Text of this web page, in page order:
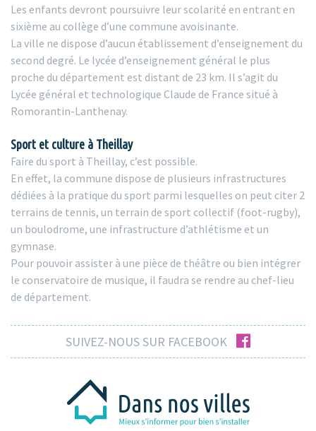
Les enfants devront poursuivre leur scolarité en entrant en
sixième au collège d’une commune avoisinante.
La ville ne dispose d’aucun établissement d’enseignement du
second degré. Le lycée d’enseignement général le plus
proche du département est distant de 23 km. Il s’agit du
Lycée général et technologique Claude de France situé à
Romorantin-Lanthenay.
Sport et culture à Theillay
Faire du sport à Theillay, c’est possible.
En effet, la commune dispose de plusieurs infrastructures
dédiées à la pratique du sport parmi lesquelles on peut citer 2
terrains de tennis, un terrain de sport collectif (foot-rugby),
un boulodrome, une infrastructure d’athlétisme et un
gymnase.
Pour pouvoir assister à une pièce de théâtre ou bien intégrer
le conservatoire de musique, il faudra se rendre au chef-lieu
de département.
SUIVEZ-NOUS SUR FACEBOOK facebook